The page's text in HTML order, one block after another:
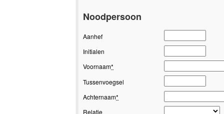
Noodpersoon
Aanhef
Initialen
Voornaam*
Tussenvoegsel
Achternaam*
Relatie